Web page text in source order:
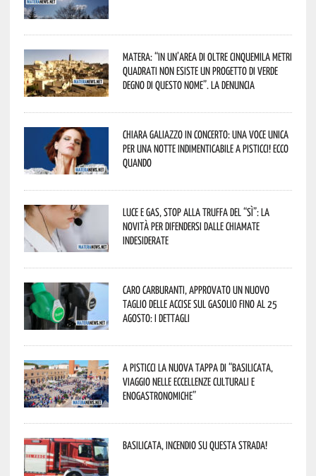
Matera: “In un’area di oltre cinquemila metri
quadrati non esiste un progetto di verde
degno di questo nome”. La denuncia
Chiara Galiazzo in concerto: una voce unica
per una notte indimenticabile a Pisticci! Ecco
quando
Luce e gas, stop alla truffa del “Sì”: la
novità per difendersi dalle chiamate
indesiderate
Caro carburanti, approvato un nuovo
taglio delle accise sul gasolio fino al 25
agosto: i dettagli
A Pisticci la nuova tappa di “Basilicata,
viaggio nelle eccellenze culturali e
enogastronomiche”
Basilicata, incendio su questa strada!